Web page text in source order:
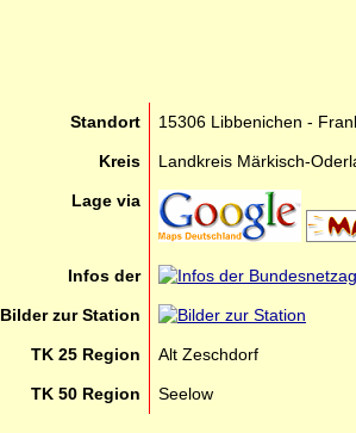
Standort 15306 Libbenichen -
Kreis Landkreis Märkisch-
Lage via
Infos der
Bilder zur Station
TK 25 Region Alt Zeschdorf
TK 50 Region Seelow